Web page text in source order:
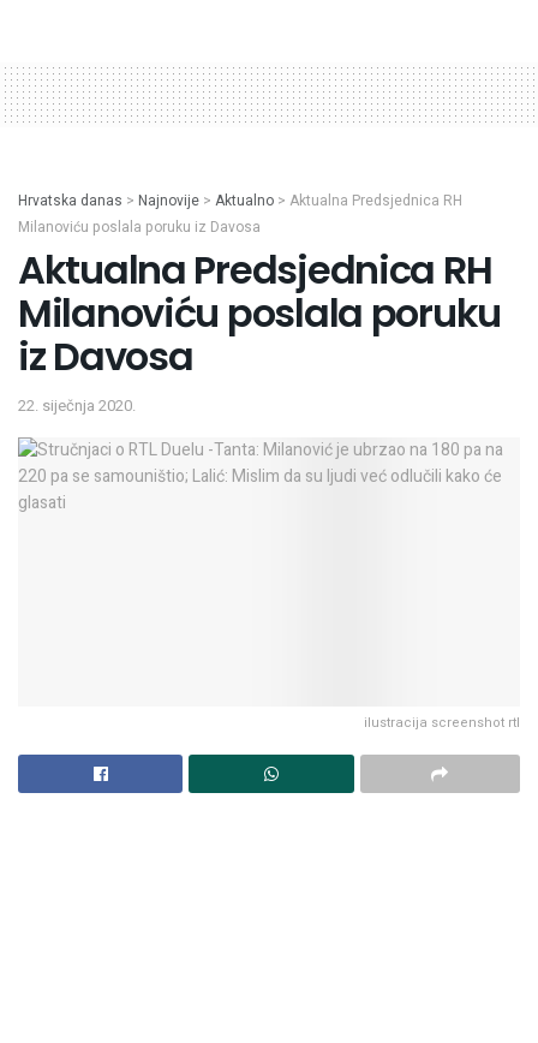
Hrvatska danas > Najnovije > Aktualno > Aktualna Predsjednica RH
Milanoviću poslala poruku iz Davosa
Aktualna Predsjednica RH
Milanoviću poslala poruku
iz Davosa
22. siječnja 2020.
ilustracija screenshot rtl